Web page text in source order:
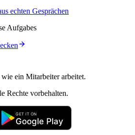
echten Gesprächen
Aufgabes
ein Mitarbeiter arbeitet.
Rechte vorbehalten.